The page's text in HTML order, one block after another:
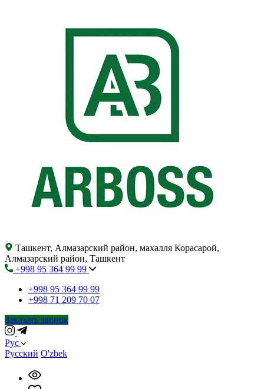
Ташкент, Алмазарский район, махалля Корасарой,
Алмазарский район, Ташкент
+998 95 364 99 99
+998 95 364 99 99
+998 71 209 70 07
Заказать звонок
Рус
Русский O'zbek